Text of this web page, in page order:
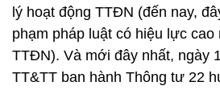
lý hoạt động TTĐN (đến nay,
phạm pháp luật có hiệu lực
TTĐN). Và mới đây nhất, ngày
TT&TT ban hành Thông tư 22